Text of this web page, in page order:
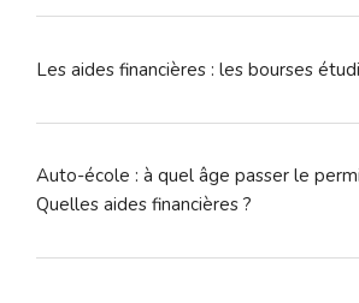
Les aides financières : les bourses
Auto-école : à quel âge passer le
Quelles aides financières ?